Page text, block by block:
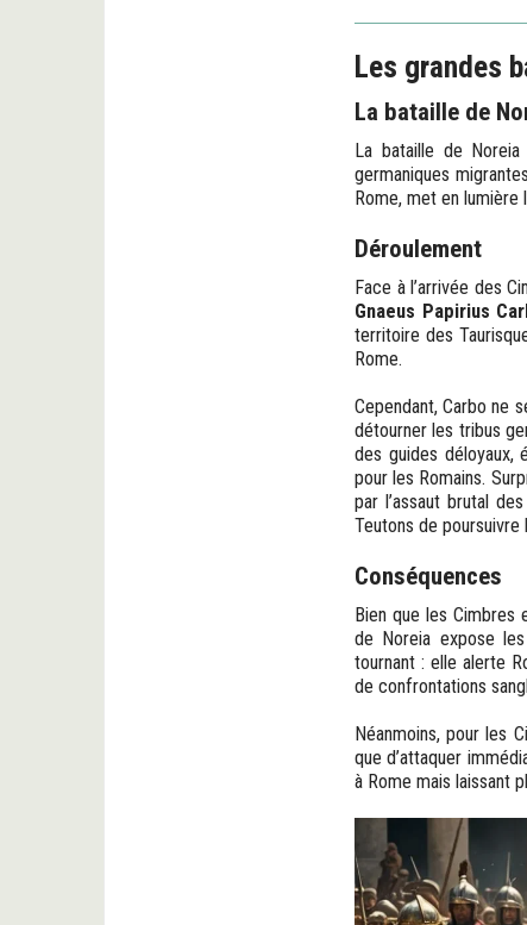
Les grandes
La bataille de
La bataille de
germaniques
Rome, met en
Déroulement
Face à l’arrivée des
Gnaeus Papirius
territoire des
Rome.
Cependant, Carbo ne
détourner les tribus
des guides déloyaux,
pour les Romains.
par l’assaut brutal
Teutons de poursuivre
Conséquences
Bien que les Cimbres
de Noreia expose
tournant : elle alerte
de confrontations
Néanmoins, pour les
que d’attaquer
à Rome mais laissant